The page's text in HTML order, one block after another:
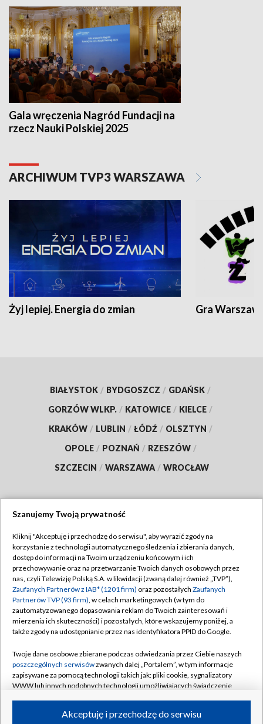
Gala wręczenia Nagród Fundacji na
rzecz Nauki Polskiej 2025
ARCHIWUM TVP3 WARSZAWA
Żyj lepiej. Energia do zmian Gra
BIAŁYSTOK / BYDGOSZCZ / GDAŃSK /
GORZÓW WLKP. / KATOWICE / KIELCE /
KRAKÓW / LUBLIN / ŁÓDŹ / OLSZTYN /
OPOLE / POZNAŃ / RZESZÓW /
SZCZECIN / WARSZAWA / WROCŁAW
TVP
Abonament TVP
Emisja w TVP
Centrum informacji TVP
Naziemna Telewizja Cyfrowa
Rada Programowa
System NOS
Informacje o nadawcy
Program dla prasy
Regulamin TVP
Polityka prywatności
Moje zgody
Pomoc
Kontakt
Kanały
Szanujemy Twoją prywatność
Kliknij "Akceptuję i przechodzę do serwisu", aby wyrazić zgody na
korzystanie z technologii automatycznego śledzenia i zbierania danych,
dostęp do informacji na Twoim urządzeniu końcowym i ich
przechowywanie oraz na przetwarzanie Twoich danych osobowych przez
nas, czyli Telewizję Polską S.A. w likwidacji (zwaną dalej również „TVP”),
Zaufanych Partnerów z IAB* (1201 firm) oraz pozostałych Zaufanych
Partnerów TVP (93 firm), w celach marketingowych (w tym do
zautomatyzowanego dopasowania reklam do Twoich zainteresowań i
mierzenia ich skuteczności) i pozostałych, które wskazujemy poniżej, a
także zgody na udostępnianie przez nas identyfikatora PPID do Google.
Twoje dane osobowe zbierane podczas odwiedzania przez Ciebie naszych
poszczególnych serwisówzwanych dalej „Portalem”, w tym informacje
zapisywane za pomocą technologii takich jak: pliki cookie, sygnalizatory
WWW lub innych podobnych technologii umożliwiających świadczenie
ruchu w Internecie.Akceptuję i przechodzę do serwisu